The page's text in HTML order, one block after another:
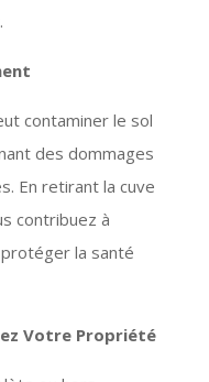
contaminer le sol
des dommages
En retirant la cuve
contribuez à
la santé
Votre Propriété